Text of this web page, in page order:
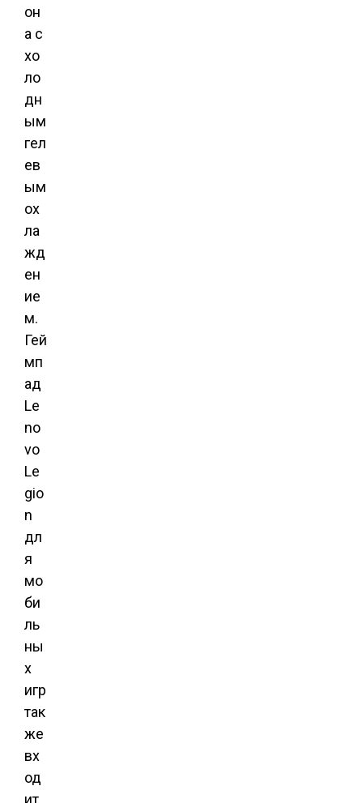
он
а с
хо
ло
дн
ым
гел
ев
ым
ох
ла
жд
ен
ие
м.
Гей
мп
ад
Le
no
vo
Le
gio
n
дл
я
мо
би
ль
ны
х
игр
так
же
вх
од
ит